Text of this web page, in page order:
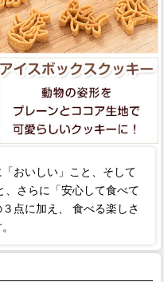
おいしい」こと、そして
、さらに「安心して食べて
点に加え、 食べる楽しさ